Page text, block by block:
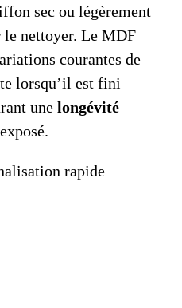
sec ou légèrement
nettoyer. Le MDF
courantes de
lorsqu’il est fini
une longévité
rapide